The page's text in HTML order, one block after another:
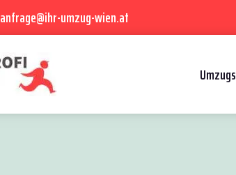
anfrage@ihr-umzug-wien.at